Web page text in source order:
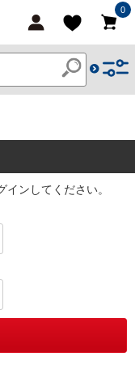
0
ンしてください。